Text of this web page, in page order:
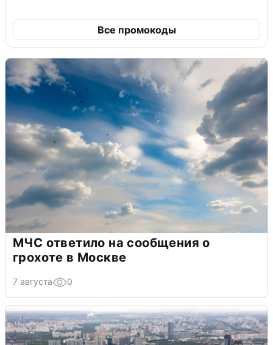
Все промокоды
МЧС ответило на сообщения о
грохоте в Москве
7 августа 0